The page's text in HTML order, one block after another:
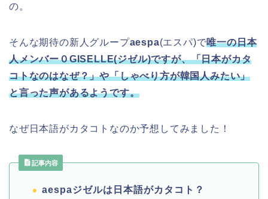
の。
そんな期待の新人グループaespa(エスパ)で唯一の日本
人メンバー０GISELLE(ジゼル)ですが、「日本がカタ
コトなのはなぜ？」や「しゃべり方が韓国人みたい」
と言った声があるようです。
なぜ日本語がカタコトなのか予想してみました！
記事内容
aespaジゼルは日本語がカタコト？